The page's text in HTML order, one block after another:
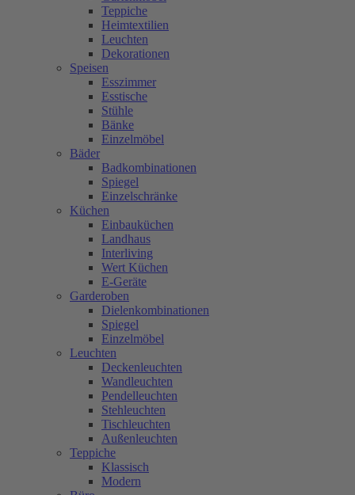
Teppiche
Heimtextilien
Leuchten
Dekorationen
Speisen
Esszimmer
Esstische
Stühle
Bänke
Einzelmöbel
Bäder
Badkombinationen
Spiegel
Einzelschränke
Küchen
Einbauküchen
Landhaus
Interliving
Wert Küchen
E-Geräte
Garderoben
Dielenkombinationen
Spiegel
Einzelmöbel
Leuchten
Deckenleuchten
Wandleuchten
Pendelleuchten
Stehleuchten
Tischleuchten
Außenleuchten
Teppiche
Klassisch
Modern